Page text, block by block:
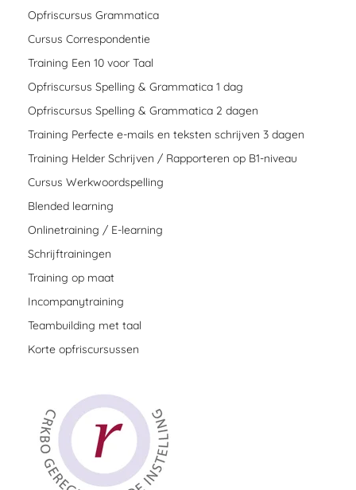
Opfriscursus Grammatica
Cursus Correspondentie
Training Een 10 voor Taal
Opfriscursus Spelling & Grammatica 1 dag
Opfriscursus Spelling & Grammatica 2 dagen
Training Perfecte e-mails en teksten schrijven 3 dagen
Training Helder Schrijven / Rapporteren op B1-niveau
Cursus Werkwoordspelling
Blended learning
Onlinetraining / E-learning
Schrijftrainingen
Training op maat
Incompanytraining
Teambuilding met taal
Korte opfriscursussen